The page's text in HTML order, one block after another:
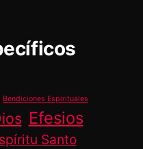
Bendiciones Espirituales
Efesios
Santo